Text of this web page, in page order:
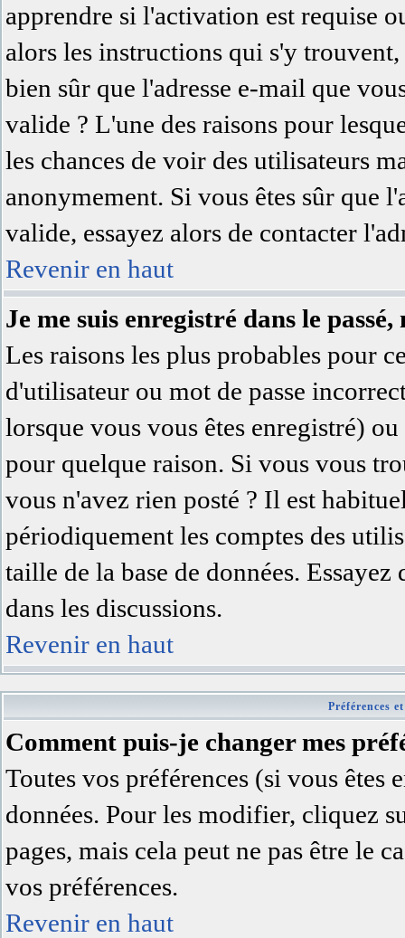
apprendre si l'activation est requise
alors les instructions qui s'y
bien sûr que l'adresse e-mail que
valide ? L'une des raisons pour
les chances de voir des utilisateurs
anonymement. Si vous êtes sûr que
valide, essayez alors de contacter
Revenir en haut
Je me suis enregistré dans le
Les raisons les plus probables pour
d'utilisateur ou mot de passe
lorsque vous vous êtes enregistré)
pour quelque raison. Si vous vous
vous n'avez rien posté ? Il est
périodiquement les comptes des
taille de la base de données.
dans les discussions.
Revenir en haut
Préférences
Comment puis-je changer mes
Toutes vos préférences (si vous êtes
données. Pour les modifier, cliquez
pages, mais cela peut ne pas être le
vos préférences.
Revenir en haut